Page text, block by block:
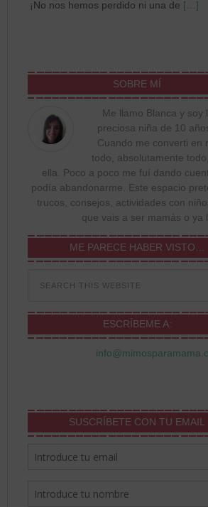
¡No nos hemos perdido ni una de […]
SOBRE MÍ
Me llamo Blanca y soy
preciosa niña de 10
Cuando me converti en
todo, absolutamente
ella. Poco a poco me fuí dando
podía abandonarme. Este espacio
trucos, consejos, actividades con
que vais a ser mamás o ya
ME PARECE HABER VISTO…
ESCRÍBEME A:
SUSCRÍBETE CON TU EMAIL